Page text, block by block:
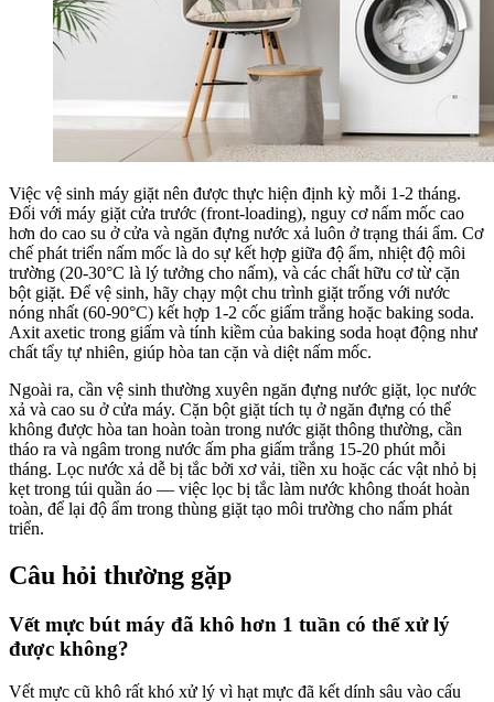
Việc vệ sinh máy giặt nên được thực hiện định kỳ mỗi 1-2 tháng.
Đối với máy giặt cửa trước (front-loading), nguy cơ nấm mốc cao
hơn do cao su ở cửa và ngăn đựng nước xả luôn ở trạng thái ẩm. Cơ
chế phát triển nấm mốc là do sự kết hợp giữa độ ẩm, nhiệt độ môi
trường (20-30°C là lý tưởng cho nấm), và các chất hữu cơ từ cặn
bột giặt. Để vệ sinh, hãy chạy một chu trình giặt trống với nước
nóng nhất (60-90°C) kết hợp 1-2 cốc giấm trắng hoặc baking soda.
Axit axetic trong giấm và tính kiềm của baking soda hoạt động như
chất tẩy tự nhiên, giúp hòa tan cặn và diệt nấm mốc.
Ngoài ra, cần vệ sinh thường xuyên ngăn đựng nước giặt, lọc nước
xả và cao su ở cửa máy. Cặn bột giặt tích tụ ở ngăn đựng có thể
không được hòa tan hoàn toàn trong nước giặt thông thường, cần
tháo ra và ngâm trong nước ấm pha giấm trắng 15-20 phút mỗi
tháng. Lọc nước xả dễ bị tắc bởi xơ vải, tiền xu hoặc các vật nhỏ bị
kẹt trong túi quần áo — việc lọc bị tắc làm nước không thoát hoàn
toàn, để lại độ ẩm trong thùng giặt tạo môi trường cho nấm phát
triển.
Câu hỏi thường gặp
Vết mực bút máy đã khô hơn 1 tuần có thể xử lý
được không?
Vết mực cũ khô rất khó xử lý vì hạt mực đã kết dính sâu vào cấu